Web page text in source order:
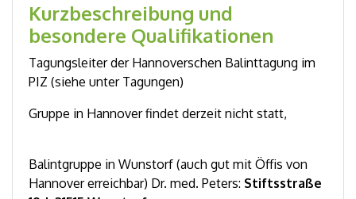
Kurzbeschreibung und
besondere Qualifikationen
Tagungsleiter der Hannoverschen Balinttagung im
PIZ (siehe unter Tagungen)
Gruppe in Hannover findet derzeit nicht statt,
Balintgruppe in Wunstorf (auch gut mit Öffis von
Hannover erreichbar) Dr. med. Peters: Stiftsstraße